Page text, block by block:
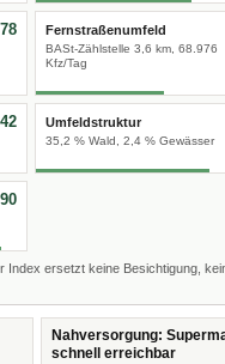
78 Fernstraßenumfeld
BASt-Zählstelle 3,6 km, 68.976
Kfz/Tag
42 Umfeldstruktur
35,2 % Wald, 2,4 % Gewässer
90
Index ersetzt keine Besichtigung,
Nahversorgung:
schnell erreichbar